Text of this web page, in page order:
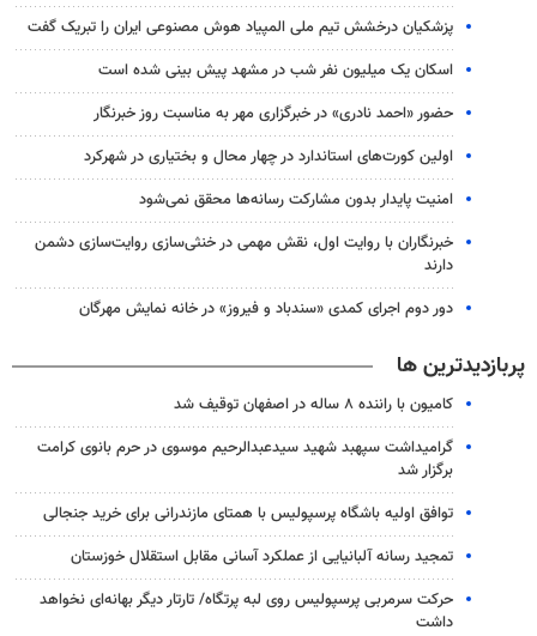
پزشکیان درخشش تیم ملی المپیاد هوش مصنوعی ایران را تبریک گفت
اسکان یک میلیون نفر شب در مشهد پیش بینی شده است
حضور «احمد نادری» در خبرگزاری مهر به مناسبت روز خبرنگار
اولین کورت‌های استاندارد در چهار محال و بختیاری در شهرکرد
امنیت پایدار بدون مشارکت رسانه‌ها محقق نمی‌شود
خبرنگاران با روایت اول، نقش مهمی در خنثی‌سازی روایت‌سازی دشمن
دارند
دور دوم اجرای کمدی «سندباد و فیروز» در خانه نمایش مهرگان
پربازدیدترین ها
کامیون با راننده ۸ ساله در اصفهان توقیف شد
گرامیداشت سپهبد شهید سیدعبدالرحیم موسوی در حرم بانوی کرامت
برگزار شد
توافق اولیه باشگاه پرسپولیس با همتای مازندرانی برای خرید جنجالی
تمجید رسانه آلبانیایی از عملکرد آسانی مقابل استقلال خوزستان
حرکت سرمربی پرسپولیس روی لبه پرتگاه/ تارتار دیگر بهانه‌ای نخواهد
داشت